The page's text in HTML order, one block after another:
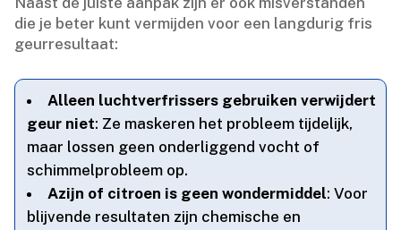
die je beter kunt vermijden voor een langdurig fris
geurresultaat:
Alleen luchtverfrissers gebruiken verwijdert
geur niet: Ze maskeren het probleem tijdelijk,
maar lossen geen onderliggend vocht of
schimmelprobleem op.​
Azijn of citroen is geen wondermiddel: Voor
blijvende resultaten zijn chemische en